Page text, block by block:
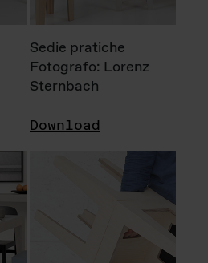
Sedie pratiche
Fotografo: Lorenz
Sternbach
Download